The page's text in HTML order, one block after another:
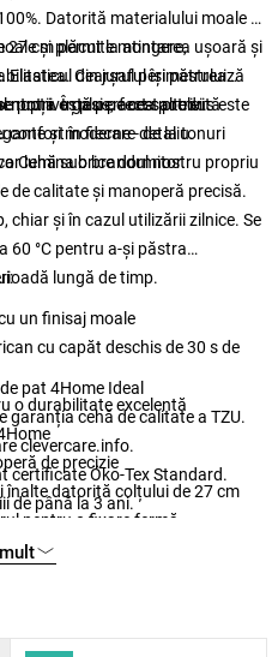
Datorită materialului moale și
și plăcut la atingere,
Cearșaful își păstrează
potrivește perfect saltelei.
cm permite montarea ușoară și
Elasticul din jurul perimetrului
În plus, acest produs este
și moderne - de la tonuri
lumina orice dormitor.
a o găsi pe cea potrivită
confort în fiecare detaliu.
Cehă sub brandul nostru propriu
de calitate și manoperă precisă.
chiar și în cazul utilizării zilnice. Se
60 °C pentru a-și păstra
lungă de timp.
un finisaj moale
cu capăt deschis de 30 s de
o durabilitate excelentă
de precizie
înalte datorită colțului de 27 cm
pentru o fixare fermă
VERITAS
de uscat la programul delicat
pat 4Home Ideal
garanția cehă de calitate a TZU.
clevercare.info.
certificate Öko-Tex Standard.
de până la 3 ani.